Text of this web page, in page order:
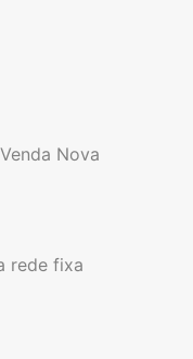
Nova
rede fixa